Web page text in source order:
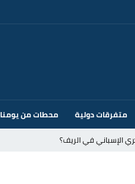
متفرقات دولية
محطات من يومنا
الإسباني في الريف؟